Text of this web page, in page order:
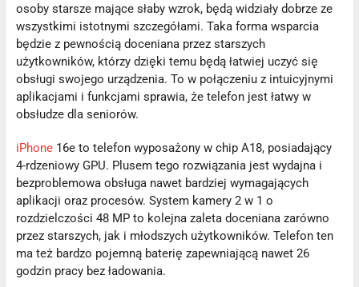
osoby starsze mające słaby wzrok, będą widziały dobrze ze
wszystkimi istotnymi szczegółami. Taka forma wsparcia
będzie z pewnością doceniana przez starszych
użytkowników, którzy dzięki temu będą łatwiej uczyć się
obsługi swojego urządzenia. To w połączeniu z intuicyjnymi
aplikacjami i funkcjami sprawia, że telefon jest łatwy w
obsłudze dla seniorów.
iPhone 16e to telefon wyposażony w chip A18, posiadający
4-rdzeniowy GPU. Plusem tego rozwiązania jest wydajna i
bezproblemowa obsługa nawet bardziej wymagających
aplikacji oraz procesów. System kamery 2 w 1 o
rozdzielczości 48 MP to kolejna zaleta doceniana zarówno
przez starszych, jak i młodszych użytkowników. Telefon ten
ma też bardzo pojemną baterię zapewniającą nawet 26
godzin pracy bez ładowania.